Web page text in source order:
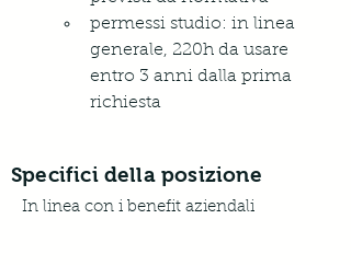
permessi studio: in linea
generale, 220h da usare
entro 3 anni dalla prima
richiesta
Specifici della posizione
In linea con i benefit aziendali